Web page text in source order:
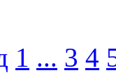
1 ... 3 4